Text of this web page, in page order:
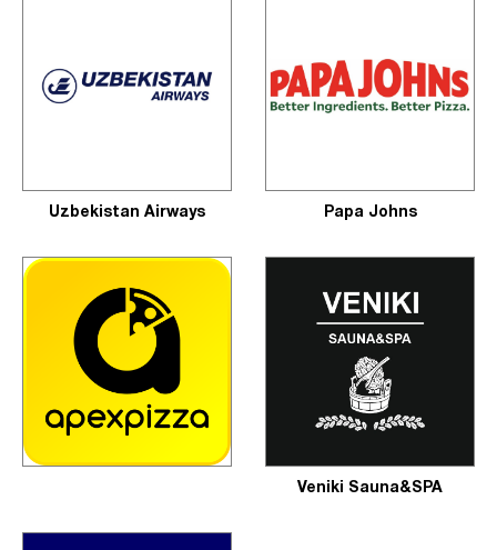
Uzbekistan Airways Papa Johns
Veniki Sauna&SPA